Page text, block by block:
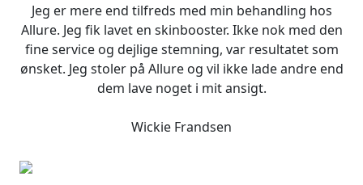
Jeg er mere end tilfreds med min behandling hos
Allure. Jeg fik lavet en skinbooster. Ikke nok med den
fine service og dejlige stemning, var resultatet som
ønsket. Jeg stoler på Allure og vil ikke lade andre end
dem lave noget i mit ansigt.
Wickie Frandsen